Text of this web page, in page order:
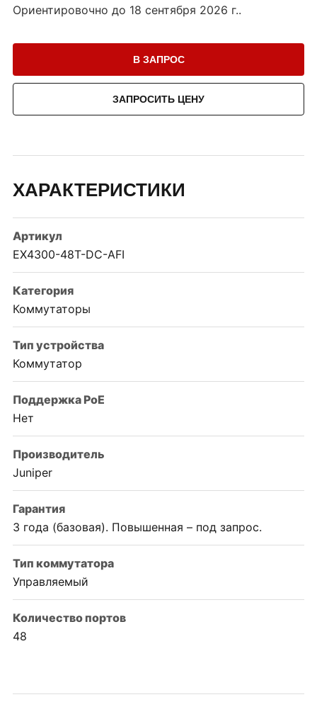
Ориентировочно до 18 сентября 2026 г..
В ЗАПРОС
ЗАПРОСИТЬ ЦЕНУ
ХАРАКТЕРИСТИКИ
Артикул
EX4300-48T-DC-AFI
Категория
Коммутаторы
Тип устройства
Коммутатор
Поддержка PoE
Нет
Производитель
Juniper
Гарантия
3 года (базовая). Повышенная – под запрос.
Тип коммутатора
Управляемый
Количество портов
48